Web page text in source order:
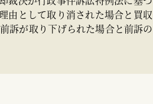
由として取り消された場合と買収
訴が取り下げられた場合と前訴の